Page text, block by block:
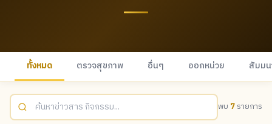
ทั้งหมด ตรวจสุขภาพ อื่นๆ ออกหน่วย สัมม
พบ 7รายการ